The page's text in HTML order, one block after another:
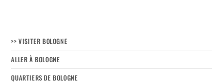
>> VISITER BOLOGNE
ALLER À BOLOGNE
QUARTIERS DE BOLOGNE